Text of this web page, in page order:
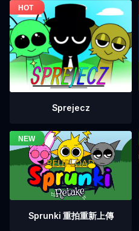
Sprejecz
Sprunki 重拍重新上傳